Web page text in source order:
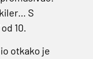
S
10.
otkako je